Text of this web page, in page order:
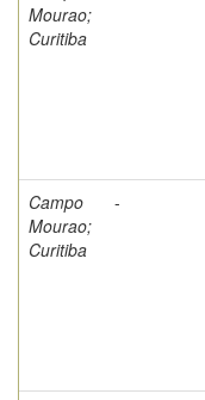
Mourao;
Curitiba
Campo
Mourao;
Curitiba
-